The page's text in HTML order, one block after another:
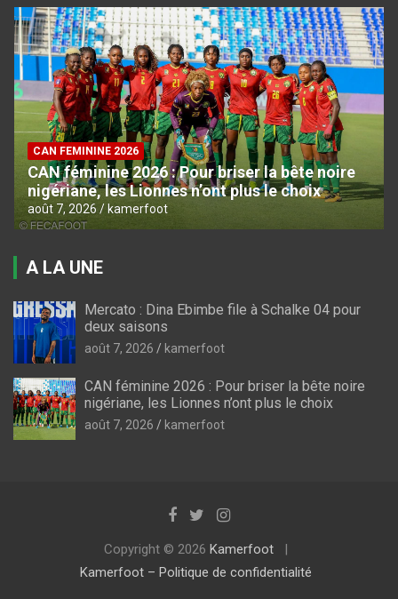
CAN FEMININE 2026
CAN féminine 2026 : Pour briser la bête noire
nigériane, les Lionnes n’ont plus le choix
août 7, 2026 kamerfoot
A LA UNE
Mercato : Dina Ebimbe file à Schalke 04 pour
deux saisons
août 7, 2026 kamerfoot
CAN féminine 2026 : Pour briser la bête noire
nigériane, les Lionnes n’ont plus le choix
août 7, 2026 kamerfoot
Copyright © 2026 Kamerfoot
Kamerfoot – Politique de confidentialité